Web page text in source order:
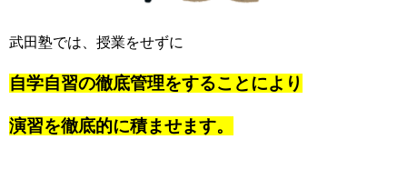
武田塾では、授業をせずに
自学自習の徹底管理をすることにより
演習を徹底的に積ませます。